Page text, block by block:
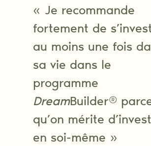
« Je recommande
fortement de
au moins une fois
sa vie dans le
programme
DreamBuilder®
qu’on mérite
en soi-même »